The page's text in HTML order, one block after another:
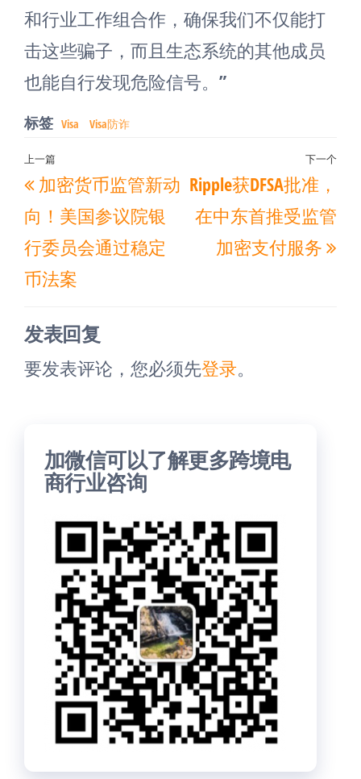
和行业工作组合作，确保我们不仅能打
击这些骗子，而且生态系统的其他成员
也能自行发现危险信号。”
标签 Visa Visa防诈
文
章
导
航
上
一
篇
文
章
上一篇
加密货币监管新动
向！美国参议院银
行委员会通过稳定
币法案
下
下一个
Ripple获DFSA批准，
在中东首推受监管
加密支付服务
发表回复
要发表评论，您必须先登录。
加微信可以了解更多跨境电
商行业咨询